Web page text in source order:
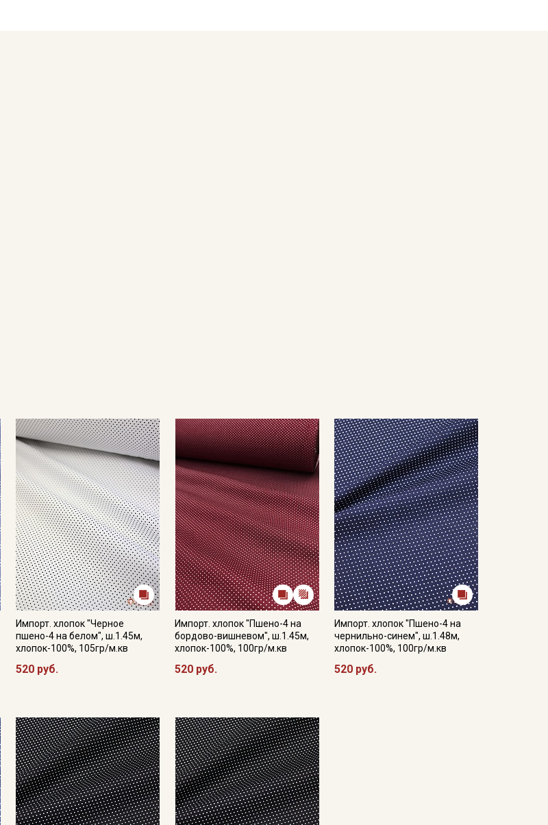
Импорт. хлопок "Черное
пшено-4 на белом", ш.1.45м,
хлопок-100%, 105гр/м.кв
520 руб.
Импорт. хлопок "Пшено-4 на
бордово-вишневом", ш.1.45м,
хлопок-100%, 100гр/м.кв
520 руб.
Импорт. хлопок "Пшено-4 на
чернильно-синем", ш.1.48м,
хлопок-100%, 100гр/м.кв
520 руб.
рассылка от
Купава
здесь дополнительные
и скидки до 30% на узкие
категории тканей
почта
Подписаться
сПолитикой обработки персональных
рассылок